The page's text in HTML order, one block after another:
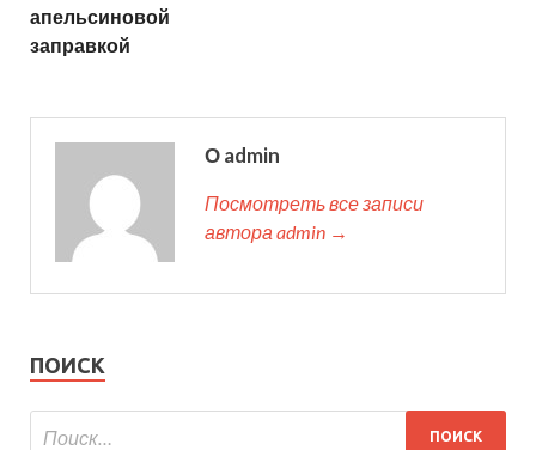
апельсиновой
заправкой
О admin
Посмотреть все записи
автора admin →
ПОИСК